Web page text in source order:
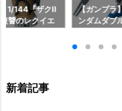
1/144『ザクII
讐のレクイエ
【ガンプラ
ンダムダブ
ル予約【
新着記事